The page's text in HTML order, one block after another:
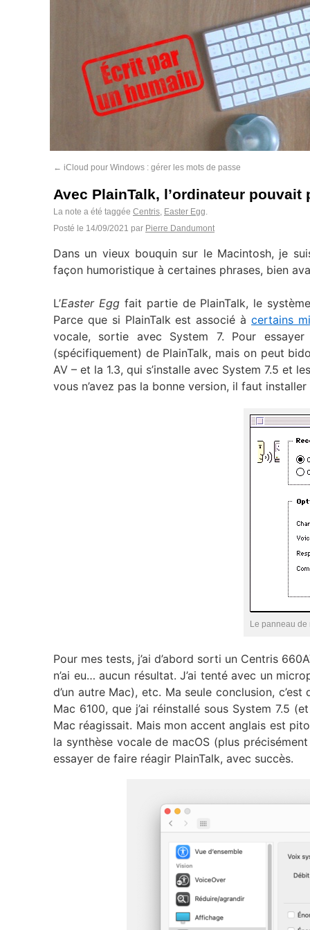
← iCloud pour Windows : gérer les mots de passe
Avec PlainTalk, l’ordinateur pouvait
La note a été taggée Centris, Easter Egg.
Posté le 14/09/2021 par Pierre Dandumont
Dans un vieux bouquin sur le Macintosh, je
façon humoristique à certaines phrases, bien
L’Easter Eggfait partie de PlainTalk, le
Parce que si PlainTalk est associé àcertains
vocale, sortie avec System 7. Pour
(spécifiquement) de PlainTalk, mais on peut
AV – et la 1.3, qui s’installe avec System 7.5 et
vous n’avez pas la bonne version, il faut
Le panneau de
Pour mes tests, j’ai d’abord sorti un Centris
n’ai eu… aucun résultat. J’ai tenté avec un
d’un autre Mac), etc. Ma seule conclusion,
Mac 6100, que j’ai réinstallé sous System 7.5
Mac réagissait. Mais mon accent anglais est
la synthèse vocale de macOS (plus
essayer de faire réagir PlainTalk, avec succès.